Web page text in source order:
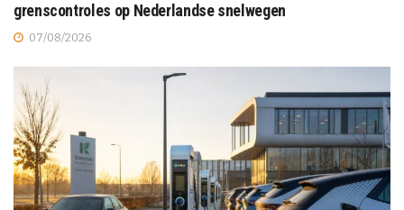
grenscontroles op Nederlandse snelwegen
07/08/2026